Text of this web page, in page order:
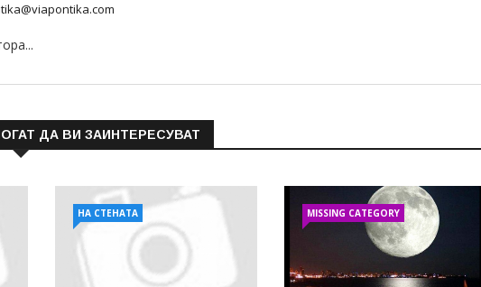
ДА ВИ ЗАИНТЕРЕСУВАТ
НА СТЕНАТА MISSING CATEGORY